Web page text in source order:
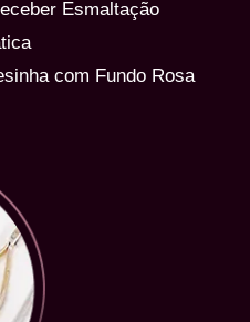
Esmaltação
com Fundo Rosa